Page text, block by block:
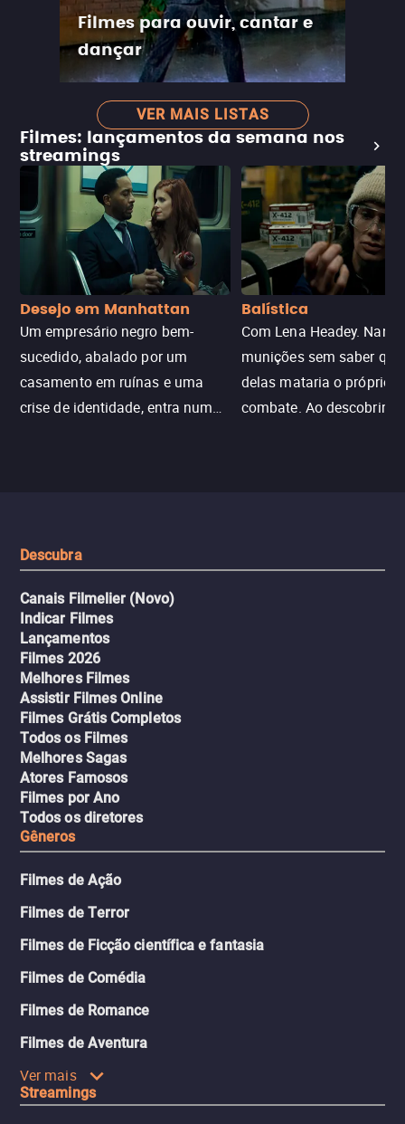
Filmes para ouvir, cantar e
dançar
VER MAIS LISTAS
Filmes: lançamentos da semana nos
streamings
Desejo em Manhattan
Um empresário negro bem-
sucedido, abalado por um
casamento em ruínas e uma
crise de identidade, entra num
Balística
Com Lena Headey.
munições sem saber
delas mataria o próprio
combate. Ao descobrir a
Descubra
Canais Filmelier (Novo)
Indicar Filmes
Lançamentos
Filmes 2026
Melhores Filmes
Assistir Filmes Online
Filmes Grátis Completos
Todos os Filmes
Melhores Sagas
Atores Famosos
Filmes por Ano
Todos os diretores
Gêneros
Filmes de Ação
Filmes de Terror
Filmes de Ficção científica e fantasia
Filmes de Comédia
Filmes de Romance
Filmes de Aventura
Ver mais
Streamings